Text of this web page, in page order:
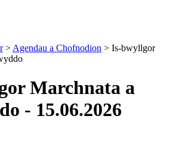
> Agendau a Chofnodion > Is-bwyllgor
Marchnata a
- 15.06.2026